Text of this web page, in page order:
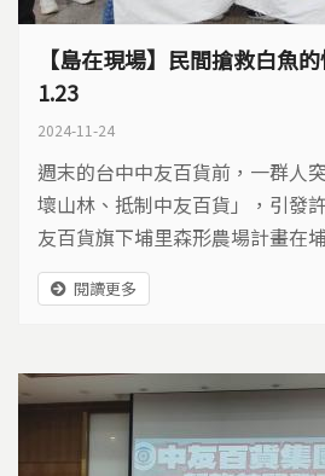
【島在現場】民間搶救白魚
1.23
2024-11-24
週末的台中中友百貨前，一群人
壞山林、抵制中友百貨」，引發
友百貨旗下埔里森形農場計畫在
館與農場，總面積高達130多公頃
業用地。 憂心開發有可能會影響
前往台中市區的中友百貨，進行
里長林宥岑表示，中友百貨埔里
評，...
閱讀更多